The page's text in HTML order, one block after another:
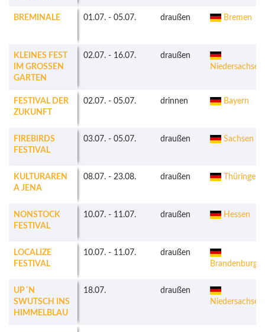
BREMINALE 01.07. - 05.07. draußen Bremen
KLEINES FEST
IM GROSSEN G
ARTEN
02.07. - 16.07.
draußen
Niedersachsen
FESTIVAL DER
ZUKUNFT
02.07. - 05.07. drinnen Bayern
FIREBIRDS
FESTIVAL
03.07. - 05.07. draußen Sachsen
KULTURAREN
A JENA
08.07. - 23.08. draußen Thüringen
NONSTOCK
FESTIVAL
10.07. - 11.07. draußen Hessen
LOCALIZE
FESTIVAL
10.07. - 11.07.
draußen
Brandenburg
UP´N
SWUTSCH INS
HIMMELBLAU
18.07.
draußen
Niedersachsen